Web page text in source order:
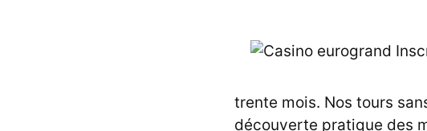
trente mois. Nos tours
découverte pratique des